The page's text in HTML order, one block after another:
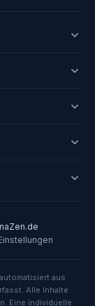
aus
Alle Inhalte
Eine individuelle